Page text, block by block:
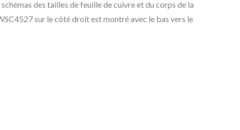
des tailles de feuille de cuivre et du corps de la
sur le côté droit est montré avec le bas vers le